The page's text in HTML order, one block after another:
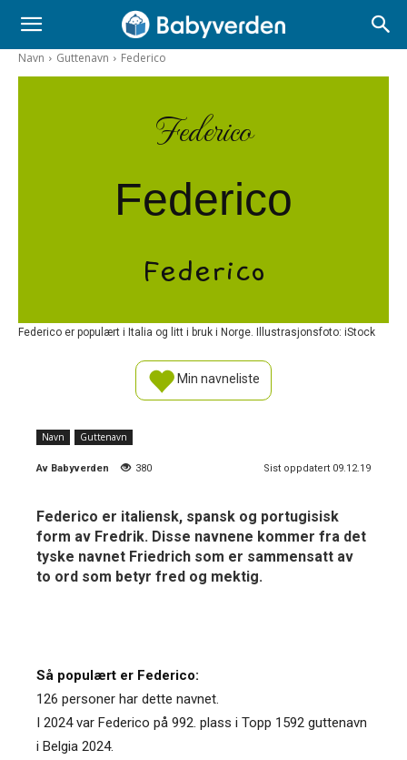
Navn Guttenavn Federico
Federico
Federico
Federico
Federico er populært i Italia og litt i bruk i Norge. Illustrasjonsfoto: iStock
Min navneliste
Navn Guttenavn
Av Babyverden 380 Sist oppdatert 09.12.19
Federico er italiensk, spansk og portugisisk
form av Fredrik. Disse navnene kommer fra det
tyske navnet Friedrich som er sammensatt av
to ord som betyr fred og mektig.
Så populært er Federico:
126 personer har dette navnet.
I 2024 var Federico på 992. plass i Topp 1592 guttenavn
i Belgia 2024.